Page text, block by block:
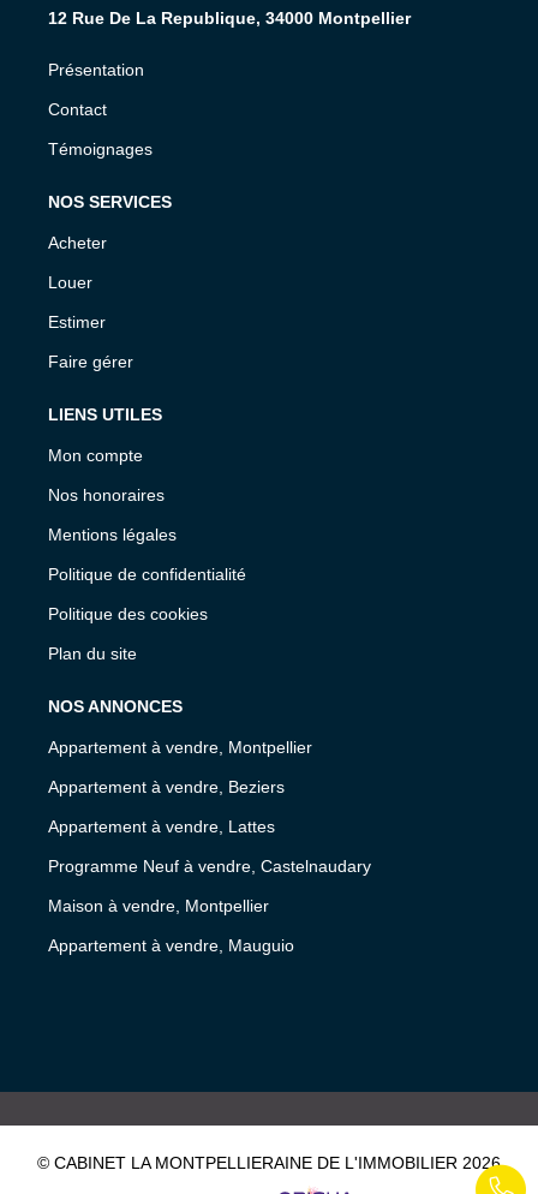
12 Rue De La Republique, 34000 Montpellier
Présentation
Contact
Témoignages
NOS SERVICES
Acheter
Louer
Estimer
Faire gérer
LIENS UTILES
Mon compte
Nos honoraires
Mentions légales
Politique de confidentialité
Politique des cookies
Plan du site
NOS ANNONCES
Appartement à vendre, Montpellier
Appartement à vendre, Beziers
Appartement à vendre, Lattes
Programme Neuf à vendre, Castelnaudary
Maison à vendre, Montpellier
Appartement à vendre, Mauguio
© CABINET LA MONTPELLIERAINE DE L'IMMOBILIER 2026